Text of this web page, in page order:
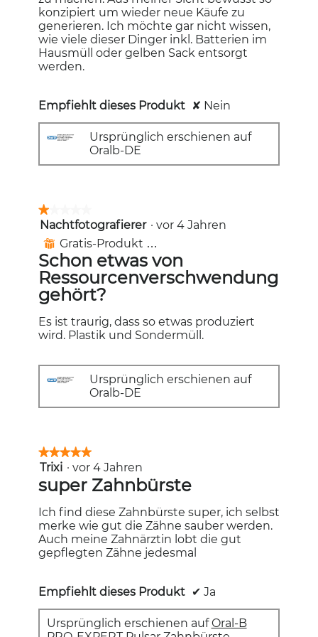
konzipiert um wieder neue Käufe zu
generieren. Ich möchte gar nicht wissen,
wie viele dieser Dinger inkl. Batterien im
Hausmüll oder gelben Sack entsorgt
werden.
Empfiehlt dieses Produkt ✘ Nein
Ursprünglich erschienen auf
Oralb-DE
★★★★★
★★★★★
1
von
Sternen.
Nachtfotografierer · vor 4 Jahren
⊞ Gratis-Produkt erhalten
Schon etwas von
Ressourcenverschwendung
gehört?
Es ist traurig, dass so etwas produziert
wird. Plastik und Sondermüll.
Ursprünglich erschienen auf
Oralb-DE
★★★★★
★★★★★
5
5
Sternen.
Trixi · vor 4 Jahren
super Zahnbürste
Ich find diese Zahnbürste super, ich selbst
merke wie gut die Zähne sauber werden.
Auch meine Zahnärztin lobt die gut
gepflegten Zähne jedesmal
Empfiehlt dieses Produkt ✔ Ja
Ursprünglich erschienen aufOral-B